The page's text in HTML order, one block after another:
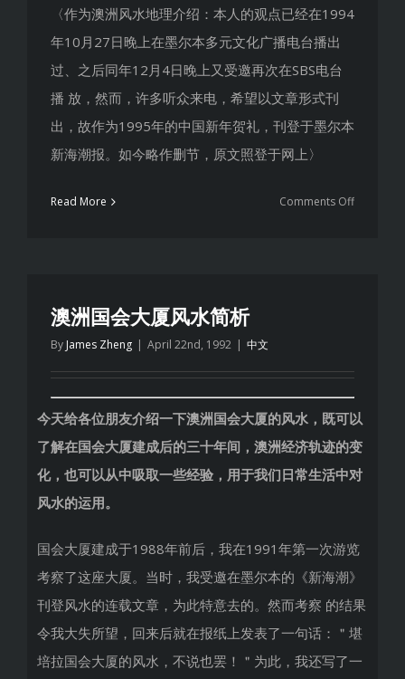
〈作为澳洲风水地理介绍：本人的观点已经在1994
年10月27日晚上在墨尔本多元文化广播电台播出
过、之后同年12月4日晚上又受邀再次在SBS电台
播 放，然而，许多听众来电，希望以文章形式刊
出，故作为1995年的中国新年贺礼，刊登于墨尔本
新海潮报。如今略作删节，原文照登于网上〉
Read More Comments Offon
澳洲国会大厦风水简析
By James Zheng | April 22nd, 1992 | 中文
今天给各位朋友介绍一下澳洲国会大厦的风水，既可以
了解在国会大厦建成后的三十年间，澳洲经济轨迹的变
化，也可以从中吸取一些经验，用于我们日常生活中对
风水的运用。
国会大厦建成于1988年前后，我在1991年第一次游览
考察了这座大厦。当时，我受邀在墨尔本的《新海潮》
刊登风水的连载文章，为此特意去的。然而考察 的结果
令我大失所望，回来后就在报纸上发表了一句话：＂堪
培拉国会大厦的风水，不说也罢！＂为此，我还写了一